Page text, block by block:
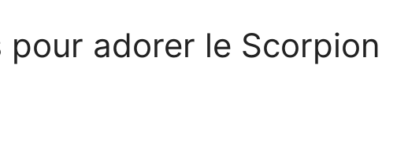
pour adorer le Scorpion